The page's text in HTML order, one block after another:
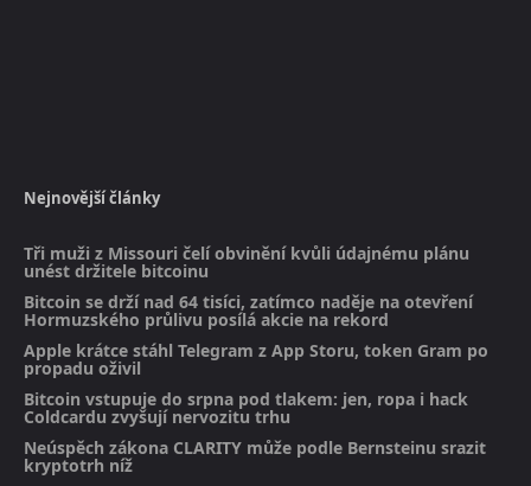
Nejnovější články
Tři muži z Missouri čelí obvinění kvůli údajnému plánu
unést držitele bitcoinu
Bitcoin se drží nad 64 tisíci, zatímco naděje na otevření
Hormuzského průlivu posílá akcie na rekord
Apple krátce stáhl Telegram z App Storu, token Gram po
propadu oživil
Bitcoin vstupuje do srpna pod tlakem: jen, ropa i hack
Coldcardu zvyšují nervozitu trhu
Neúspěch zákona CLARITY může podle Bernsteinu srazit
kryptotrh níž